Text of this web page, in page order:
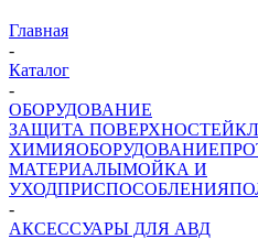
Главная
-
Каталог
-
ОБОРУДОВАНИЕ
ЗАЩИТА ПОВЕРХНОСТЕЙ
ХИМИЯОБОРУДОВАНИЕ
МАТЕРИАЛЫМОЙКА И
УХОДПРИСПОСОБЛЕНИЯ
-
АКСЕССУАРЫ ДЛЯ АВД